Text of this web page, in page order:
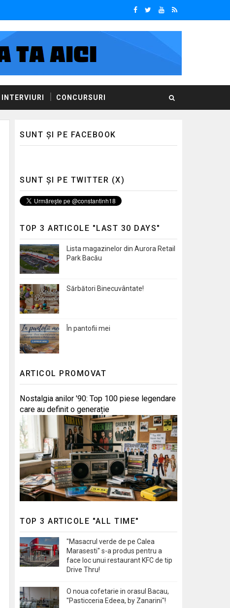
INTERVIURI CONCURSURI
SUNT ȘI PE FACEBOOK
SUNT ȘI PE TWITTER (X)
TOP 3 ARTICOLE "LAST 30 DAYS"
Lista magazinelor din Aurora Retail
Park Bacău
Sărbători Binecuvântate!
În pantofii mei
ARTICOL PROMOVAT
Nostalgia anilor '90: Top 100 piese legendare
care au definit o generație
TOP 3 ARTICOLE "ALL TIME"
"Masacrul verde de pe Calea
Marasesti" s-a produs pentru a
face loc unui restaurant KFC de tip
Drive Thru!
O noua cofetarie in orasul Bacau,
"Pasticceria Edeea, by Zanarini"!